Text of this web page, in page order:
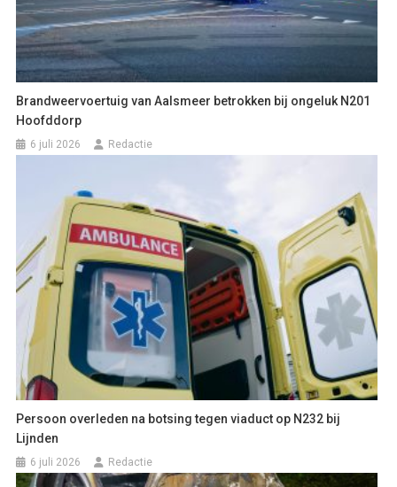
Brandweervoertuig van Aalsmeer betrokken bij ongeluk N201
Hoofddorp
6 juli 2026 Redactie
Persoon overleden na botsing tegen viaduct op N232 bij
Lijnden
6 juli 2026 Redactie